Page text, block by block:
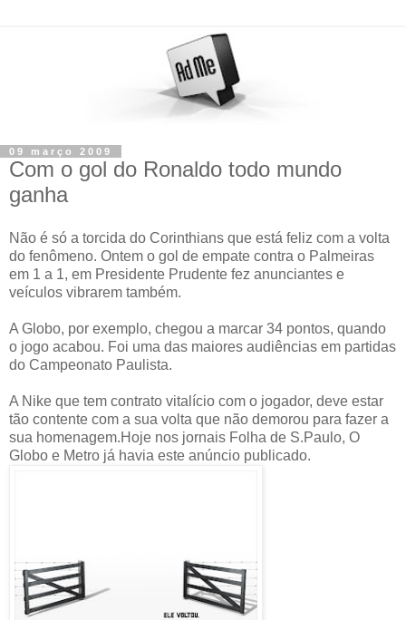
09 março 2009
Com o gol do Ronaldo todo mundo
ganha
Não é só a torcida do Corinthians que está feliz com a volta
do fenômeno. Ontem o gol de empate contra o Palmeiras
em 1 a 1, em Presidente Prudente fez anunciantes e
veículos vibrarem também.
A Globo, por exemplo, chegou a marcar 34 pontos, quando
o jogo acabou. Foi uma das maiores audiências em partidas
do Campeonato Paulista.
A Nike que tem contrato vitalício com o jogador, deve estar
tão contente com a sua volta que não demorou para fazer a
sua homenagem.Hoje nos jornais Folha de S.Paulo, O
Globo e Metro já havia este anúncio publicado.